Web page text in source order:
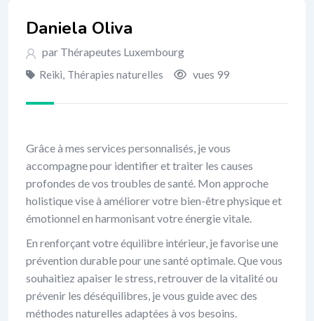
Daniela Oliva
par Thérapeutes Luxembourg
Reiki, Thérapies naturelles vues 99
Grâce à mes services personnalisés, je vous
accompagne pour identifier et traiter les causes
profondes de vos troubles de santé. Mon approche
holistique vise à améliorer votre bien-être physique et
émotionnel en harmonisant votre énergie vitale.
En renforçant votre équilibre intérieur, je favorise une
prévention durable pour une santé optimale. Que vous
souhaitiez apaiser le stress, retrouver de la vitalité ou
prévenir les déséquilibres, je vous guide avec des
méthodes naturelles adaptées à vos besoins.